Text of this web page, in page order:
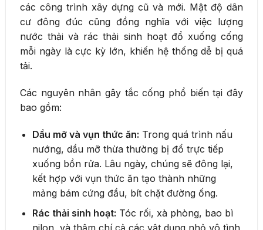
các công trình xây dựng cũ và mới. Mật độ dân
cư đông đúc cũng đồng nghĩa với việc lượng
nước thải và rác thải sinh hoạt đổ xuống cống
mỗi ngày là cực kỳ lớn, khiến hệ thống dễ bị quá
tải.
Các nguyên nhân gây tắc cống phổ biến tại đây
bao gồm:
Dầu mỡ và vụn thức ăn: Trong quá trình nấu
nướng, dầu mỡ thừa thường bị đổ trực tiếp
xuống bồn rửa. Lâu ngày, chúng sẽ đông lại,
kết hợp với vụn thức ăn tạo thành những
mảng bám cứng đầu, bít chặt đường ống.
Rác thải sinh hoạt: Tóc rối, xà phòng, bao bì